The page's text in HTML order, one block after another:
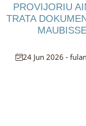
PROVIJORIU
TRATA
24 Jun 2026 -